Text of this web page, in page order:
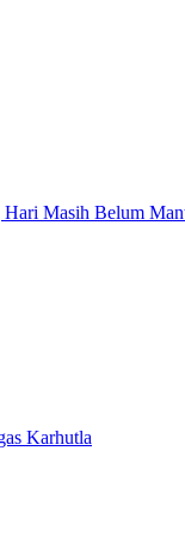
Hari Masih Belum
Karhutla